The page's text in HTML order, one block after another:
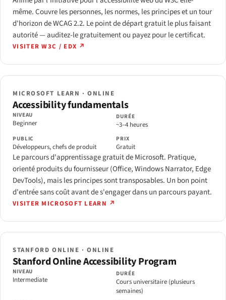
même. Couvre les personnes, les normes, les principes et un tour
d'horizon de WCAG 2.2. Le point de départ gratuit le plus faisant
autorité — auditez-le gratuitement ou payez pour le certificat.
VISITER W3C / EDX ↗
MICROSOFT LEARN · ONLINE
Accessibility fundamentals
NIVEAU
Beginner
DURÉE
~3–4 heures
PUBLIC
Développeurs, chefs de produit
PRIX
Gratuit
Le parcours d'apprentissage gratuit de Microsoft. Pratique,
orienté produits du fournisseur (Office, Windows Narrator, Edge
DevTools), mais les principes sont transposables. Un bon point
d'entrée sans coût avant de s'engager dans un parcours payant.
VISITER MICROSOFT LEARN ↗
STANFORD ONLINE · ONLINE
Stanford Online Accessibility Program
NIVEAU
Intermediate
DURÉE
Cours universitaire (plusieurs
semaines)